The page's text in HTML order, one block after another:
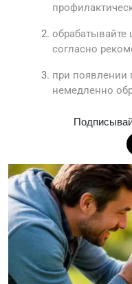
согласно
при появлении
немедленно